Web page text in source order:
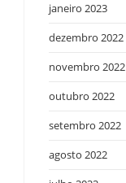
janeiro 2023
dezembro 2022
novembro 2022
outubro 2022
setembro 2022
agosto 2022